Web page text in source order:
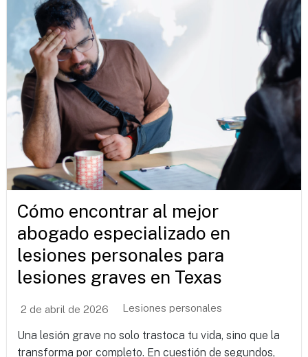
Cómo encontrar al mejor
abogado especializado en
lesiones personales para
lesiones graves en Texas
2 de abril de 2026 Lesiones personales
Una lesión grave no solo trastoca tu vida, sino que la
transforma por completo. En cuestión de segundos,